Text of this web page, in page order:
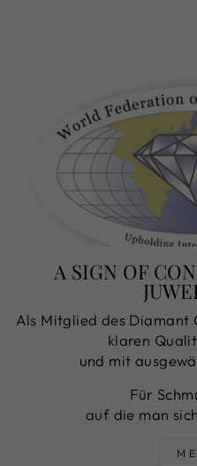
A SIGN OF
Als Mitglied des Diamant
klaren
und mit
Für
auf die man